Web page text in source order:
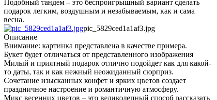
Подобный тандем – это беспроигрышный вариант сделать
подарок легким, воздушным и незабываемым, как и сама
весна.
pic_5829ced1a1af3.jpg
Описание
Внимание: картинка представлена в качестве примера.
Букет будет отличаться от представленного изображения
Милый и приятный подарок отлично подойдет как для какой-
то даты, так и как нежный неожиданный сюрприз.
Сочетание изысканных конфет и ярких цветов создает
праздничное настроение и романтичную атмосферу.
Микс весенних цветов – это великолепный способ рассказать